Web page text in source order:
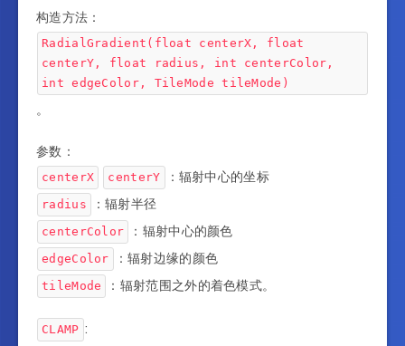
构造方法：
RadialGradient(float centerX, float
centerY, float radius, int centerColor,
int edgeColor, TileMode tileMode)
。
参数：
centerX centerY ：辐射中心的坐标
radius ：辐射半径
centerColor ：辐射中心的颜色
edgeColor ：辐射边缘的颜色
tileMode ：辐射范围之外的着色模式。
CLAMP :